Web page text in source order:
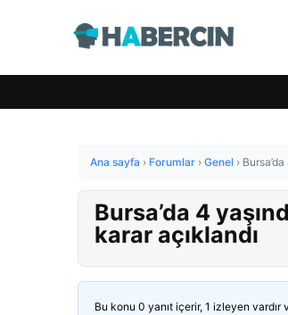
Ana sayfa › Forumlar › Genel ›
Bursa’da 4
karar açıklandı
Bu konu 0 yanıt içerir, 1 izleyen vardır